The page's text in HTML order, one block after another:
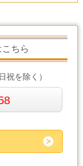
ちら
祝を除く）